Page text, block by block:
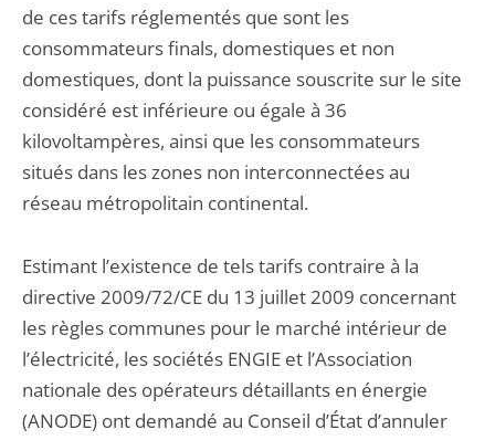
de ces tarifs réglementés que sont les
consommateurs finals, domestiques et non
domestiques, dont la puissance souscrite sur le site
considéré est inférieure ou égale à 36
kilovoltampères, ainsi que les consommateurs
situés dans les zones non interconnectées au
réseau métropolitain continental.
Estimant l’existence de tels tarifs contraire à la
directive 2009/72/CE du 13 juillet 2009 concernant
les règles communes pour le marché intérieur de
l’électricité, les sociétés ENGIE et l’Association
nationale des opérateurs détaillants en énergie
(ANODE) ont demandé au Conseil d’État d’annuler